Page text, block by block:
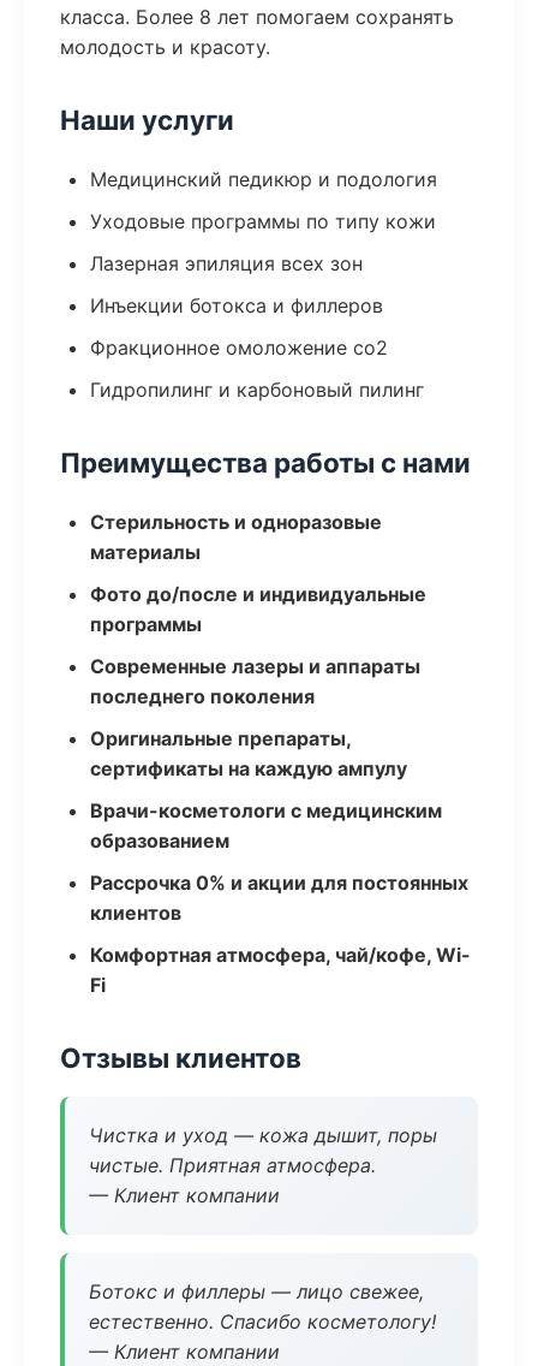
класса. Более 8 лет помогаем сохранять
молодость и красоту.
Наши услуги
Медицинский педикюр и подология
Уходовые программы по типу кожи
Лазерная эпиляция всех зон
Инъекции ботокса и филлеров
Фракционное омоложение co2
Гидропилинг и карбоновый пилинг
Преимущества работы с нами
Стерильность и одноразовые
материалы
Фото до/после и индивидуальные
программы
Современные лазеры и аппараты
последнего поколения
Оригинальные препараты,
сертификаты на каждую ампулу
Врачи-косметологи с медицинским
образованием
Рассрочка 0% и акции для постоянных
клиентов
Комфортная атмосфера, чай/кофе, Wi-
Fi
Отзывы клиентов
Чистка и уход — кожа дышит, поры
чистые. Приятная атмосфера.
— Клиент компании
Ботокс и филлеры — лицо свежее,
естественно. Спасибо косметологу!
— Клиент компании